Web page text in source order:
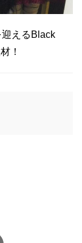
えるBlack
！